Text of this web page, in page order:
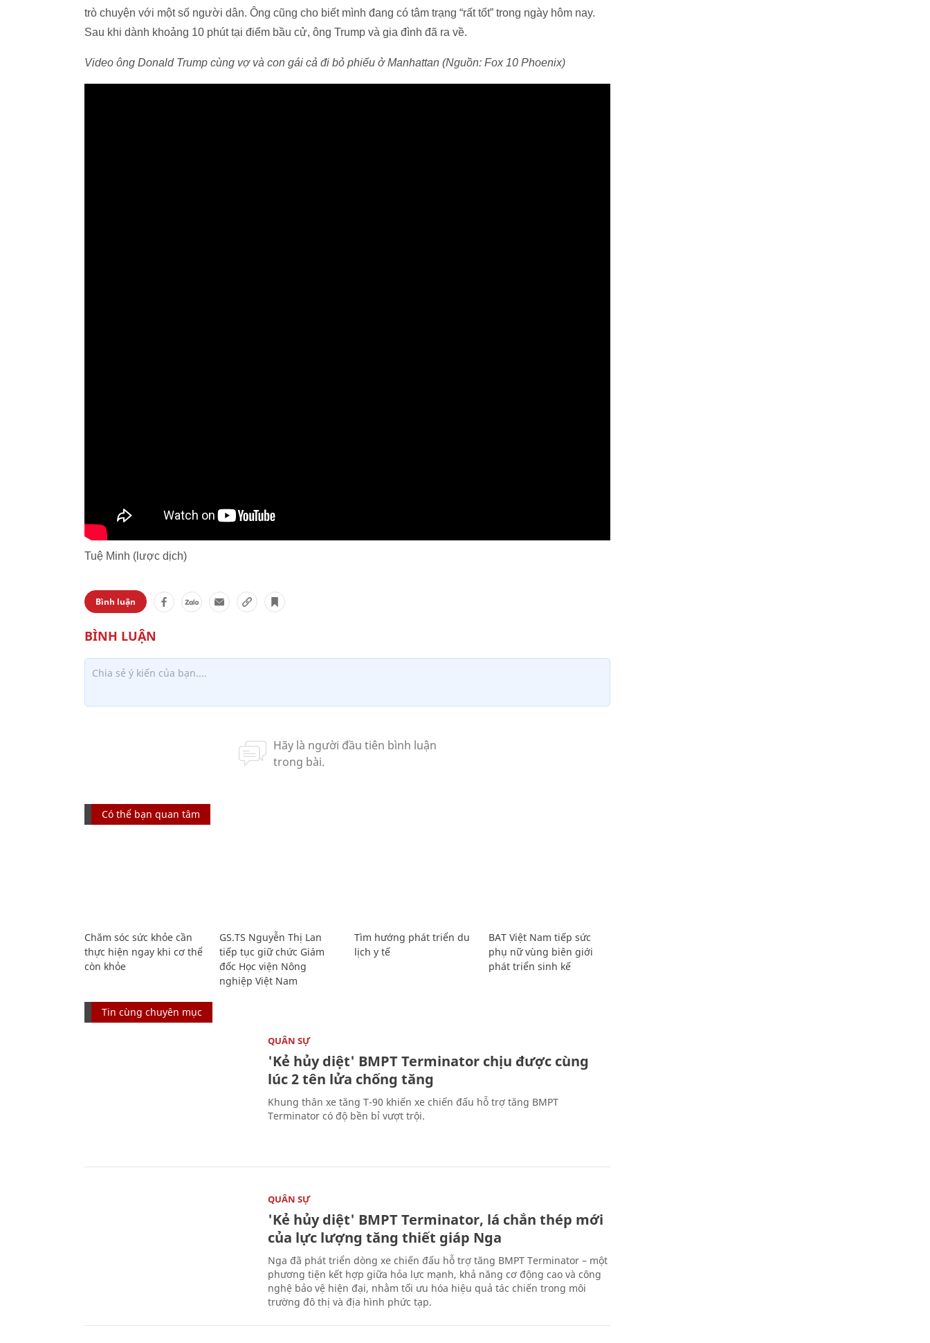
trò chuyện với một số người dân. Ông cũng cho biết mình đang có tâm trạng “rất tốt” trong ngày hôm nay.
Sau khi dành khoảng 10 phút tại điểm bầu cử, ông Trump và gia đình đã ra về.
Video ông Donald Trump cùng vợ và con gái cả đi bỏ phiếu ở Manhattan (Nguồn: Fox 10 Phoenix)
Tuệ Minh (lược dịch)
Bình luận
Có thể bạn quan tâm
Chăm sóc sức khỏe cần
thực hiện ngay khi cơ thể
còn khỏe
GS.TS Nguyễn Thị Lan
tiếp tục giữ chức Giám
đốc Học viện Nông
nghiệp Việt Nam
Tìm hướng phát triển du
lịch y tế
BAT Việt Nam tiếp sức
phụ nữ vùng biên giới
phát triển sinh kế
Tin cùng chuyên mục
QUÂN SỰ
'Kẻ hủy diệt' BMPT Terminator chịu được cùng
lúc 2 tên lửa chống tăng
Khung thân xe tăng T-90 khiến xe chiến đấu hỗ trợ tăng BMPT
Terminator có độ bền bỉ vượt trội.
QUÂN SỰ
'Kẻ hủy diệt' BMPT Terminator, lá chắn thép mới
của lực lượng tăng thiết giáp Nga
Nga đã phát triển dòng xe chiến đấu hỗ trợ tăng BMPT Terminator – một
phương tiện kết hợp giữa hỏa lực mạnh, khả năng cơ động cao và công
nghệ bảo vệ hiện đại, nhằm tối ưu hóa hiệu quả tác chiến trong môi
trường đô thị và địa hình phức tạp.